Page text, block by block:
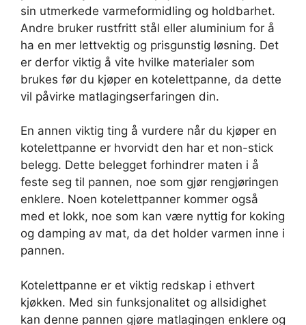
sin utmerkede varmeformidling og holdbarhet.
Andre bruker rustfritt stål eller aluminium for å
ha en mer lettvektig og prisgunstig løsning. Det
er derfor viktig å vite hvilke materialer som
brukes før du kjøper en kotelettpanne, da dette
vil påvirke matlagingserfaringen din.
En annen viktig ting å vurdere når du kjøper en
kotelettpanne er hvorvidt den har et non-stick
belegg. Dette belegget forhindrer maten i å
feste seg til pannen, noe som gjør rengjøringen
enklere. Noen kotelettpanner kommer også
med et lokk, noe som kan være nyttig for koking
og damping av mat, da det holder varmen inne i
pannen.
Kotelettpanne er et viktig redskap i ethvert
kjøkken. Med sin funksjonalitet og allsidighet
kan denne pannen gjøre matlagingen enklere og